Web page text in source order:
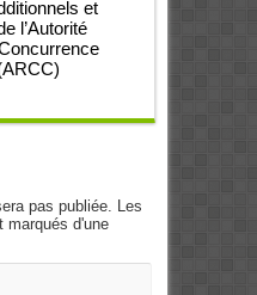
et
l’Autorité
pas publiée. Les
marqués d'une